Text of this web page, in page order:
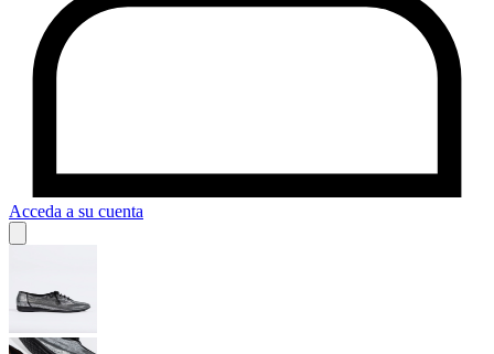
Acceda a su cuenta